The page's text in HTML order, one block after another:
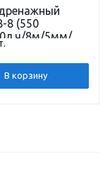
8 (550
8м/5мм/
м.) (GP-550)
В корзину